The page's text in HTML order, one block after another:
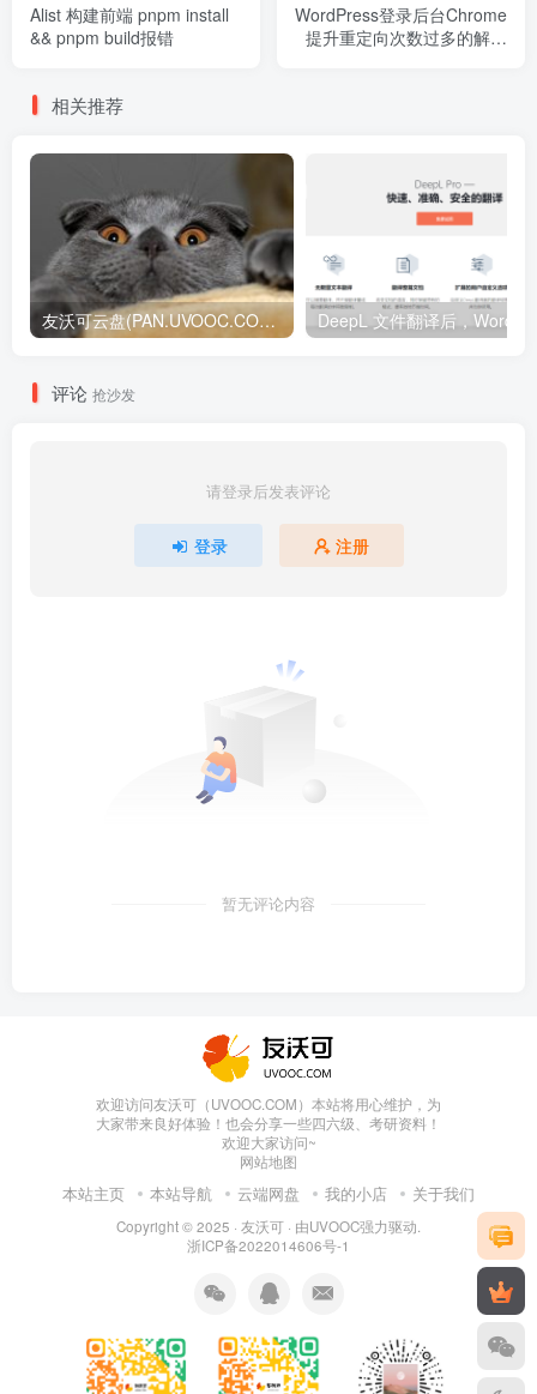
Alist 构建前端 pnpm install
&& pnpm build报错
WordPress登录后台Chrome
提升重定向次数过多的解决
相关推荐
友沃可云盘(PAN.UVOOC.COM)如何使用及更新日志
评论 抢沙发
请登录后发表评论
登录 注册
暂无评论内容
欢迎访问友沃可（UVOOC.COM）本站将用心维护，为
大家带来良好体验！也会分享一些四六级、考研资料！
欢迎大家访问~
网站地图
本站主页 本站导航 云端网盘 我的小店 关于我们
Copyright © 2025 · 友沃可 · 由UVOOC强力驱动.
浙ICP备2022014606号-1